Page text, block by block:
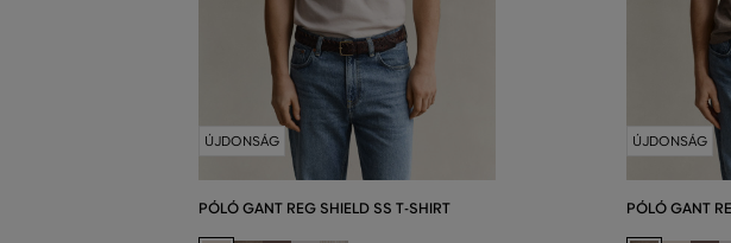
ÚJDONSÁG
PÓLÓ GANT REG SHIELD SS T-SHIRT
ÚJDONSÁG
PÓLÓ GANT